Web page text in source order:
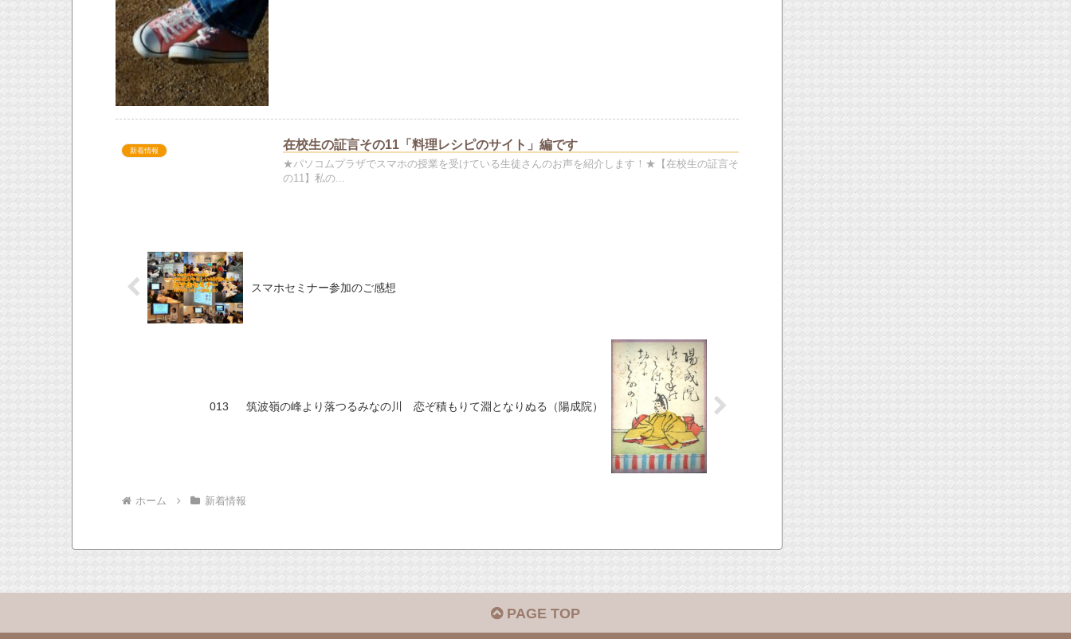
新着情報 在校生の証言その11「料理レシピのサイト」編です
★パソコムプラザでスマホの授業を受けている生徒さんのお声を紹介します！★【在校生の証言そ
の11】私の...
スマホセミナー参加のご感想
013 筑波嶺の峰より落つるみなの川 恋ぞ積もりて淵となりぬる（陽成院）
ホーム 新着情報
PAGE TOP